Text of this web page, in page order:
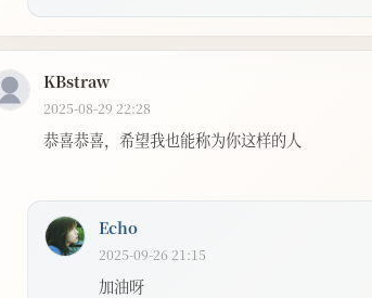
KBstraw
2025-08-29 22:28
恭喜恭喜，希望我也能称为你这样的人
Echo
2025-09-26 21:15
加油呀